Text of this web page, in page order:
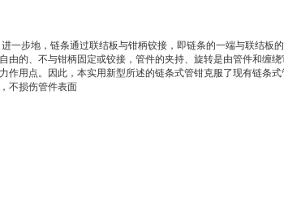
一步地，链条通过联结板与钳柄铰接，即链条的一端与联结板
的、不与钳柄固定或铰接，管件的夹持、旋转是由管件和缠
用点。因此，本实用新型所述的链条式管钳克服了现有链条
不损伤管件表面